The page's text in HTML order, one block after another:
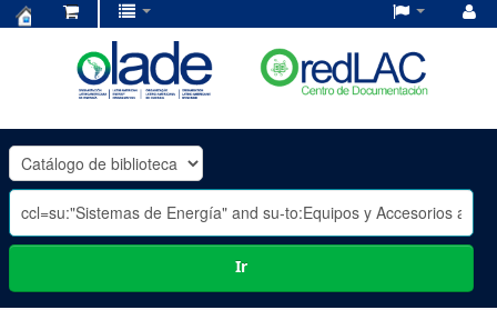
OLADE
-
Ir